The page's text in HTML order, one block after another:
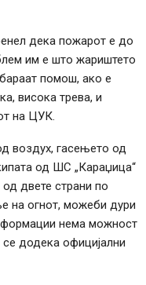
дека пожарот е до
им е што жариштето
помош, ако е
висока трева, и
на ЦУК.
воздух, гасењето од
од ШС „Караџица“
двете страни по
на огнот, можеби дури
нема можност
додека официјални